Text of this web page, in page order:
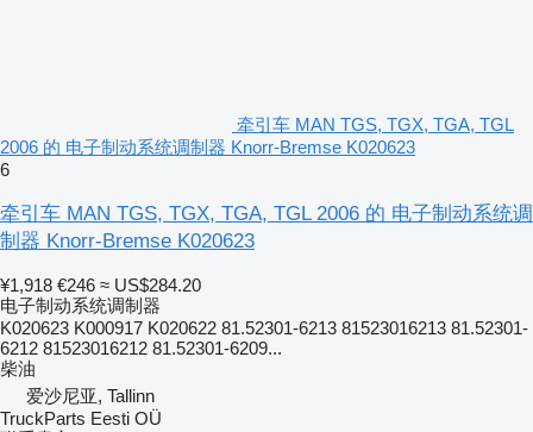
牵引车 MAN TGS, TGX, TGA, TGL
2006 的 电子制动系统调制器 Knorr-Bremse K020623
6
牵引车 MAN TGS, TGX, TGA, TGL 2006 的 电子制动系统调
制器 Knorr-Bremse K020623
¥1,918 €246 ≈ US$284.20
电子制动系统调制器
K020623 K000917 K020622 81.52301-6213 81523016213 81.52301-
6212 81523016212 81.52301-6209...
柴油
爱沙尼亚, Tallinn
TruckParts Eesti OÜ